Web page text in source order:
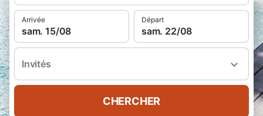
Arrivée
sam. 15/08
Départ
sam. 22/08
Invités
CHERCHER